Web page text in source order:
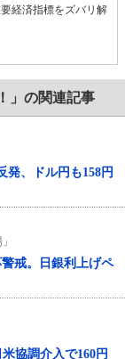
経済指標をズバリ解
」の関連記事
発、ドル円も158円
戒。日銀利上げペ
協調介入で160円